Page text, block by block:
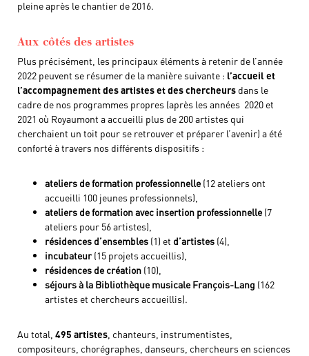
pleine après le chantier de 2016.
Aux côtés des artistes
Plus précisément, les principaux éléments à retenir de l’année
2022 peuvent se résumer de la manière suivante : l’accueil et
l’accompagnement des artistes et des chercheurs dans le
cadre de nos programmes propres (après les années 2020 et
2021 où Royaumont a accueilli plus de 200 artistes qui
cherchaient un toit pour se retrouver et préparer l’avenir) a été
conforté à travers nos différents dispositifs :
ateliers de formation professionnelle (12 ateliers ont
accueilli 100 jeunes professionnels),
ateliers de formation avec insertion professionnelle (7
ateliers pour 56 artistes),
résidences d’ensembles (1) et d’artistes (4),
incubateur(15 projets accueillis),
résidences de création (10),
séjours à la Bibliothèque musicale François-Lang (162
artistes et chercheurs accueillis).
Au total, 495 artistes , chanteurs, instrumentistes,
compositeurs, chorégraphes, danseurs, chercheurs en sciences